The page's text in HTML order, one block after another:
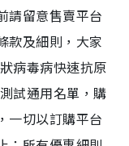
請留意售賣平台
款及細則，大家
病毒病快速抗原
試通用名單，購
一切以訂購平台